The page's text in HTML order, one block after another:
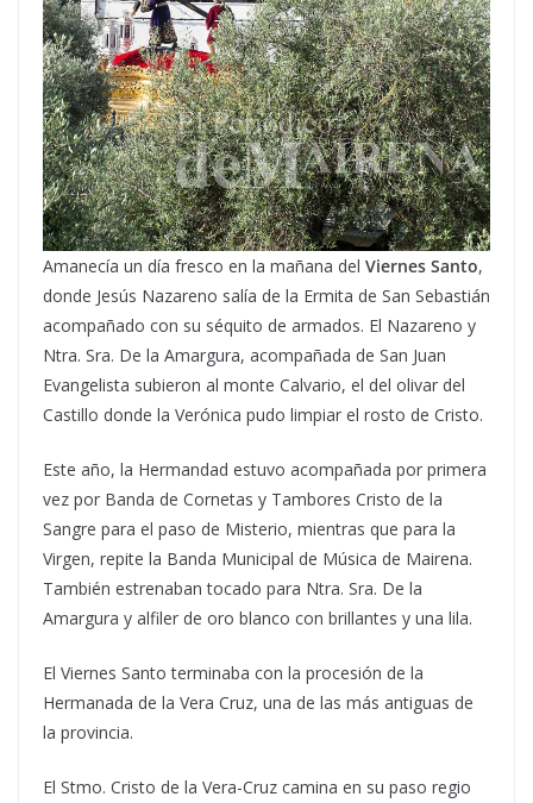
Amanecía un día fresco en la mañana del Viernes Santo,
donde Jesús Nazareno salía de la Ermita de San Sebastián
acompañado con su séquito de armados. El Nazareno y
Ntra. Sra. De la Amargura, acompañada de San Juan
Evangelista subieron al monte Calvario, el del olivar del
Castillo donde la Verónica pudo limpiar el rosto de Cristo.
Este año, la Hermandad estuvo acompañada por primera
vez por Banda de Cornetas y Tambores Cristo de la
Sangre para el paso de Misterio, mientras que para la
Virgen, repite la Banda Municipal de Música de Mairena.
También estrenaban tocado para Ntra. Sra. De la
Amargura y alfiler de oro blanco con brillantes y una lila.
El Viernes Santo terminaba con la procesión de la
Hermanada de la Vera Cruz, una de las más antiguas de
la provincia.
El Stmo. Cristo de la Vera-Cruz camina en su paso regio